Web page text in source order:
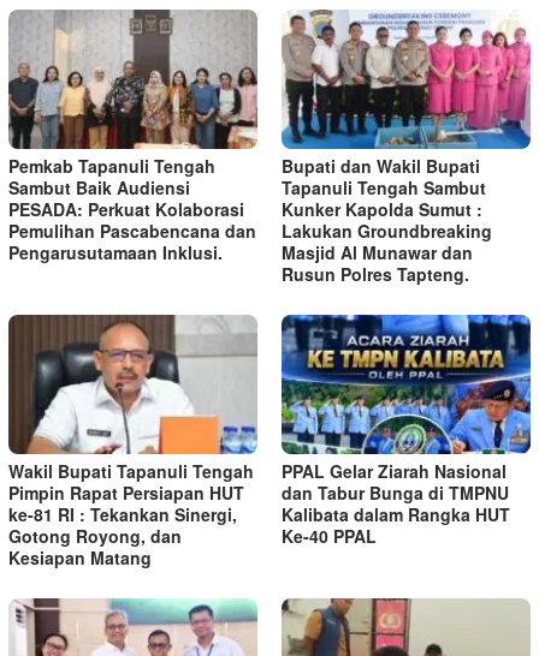
Pemkab Tapanuli Tengah
Sambut Baik Audiensi
PESADA: Perkuat Kolaborasi
Pemulihan Pascabencana dan
Pengarusutamaan Inklusi.
Bupati dan Wakil Bupati
Tapanuli Tengah Sambut
Kunker Kapolda Sumut :
Lakukan Groundbreaking
Masjid Al Munawar dan
Rusun Polres Tapteng.
Wakil Bupati Tapanuli Tengah
Pimpin Rapat Persiapan HUT
ke-81 RI : Tekankan Sinergi,
Gotong Royong, dan
Kesiapan Matang
PPAL Gelar Ziarah Nasional
dan Tabur Bunga di TMPNU
Kalibata dalam Rangka HUT
Ke-40 PPAL